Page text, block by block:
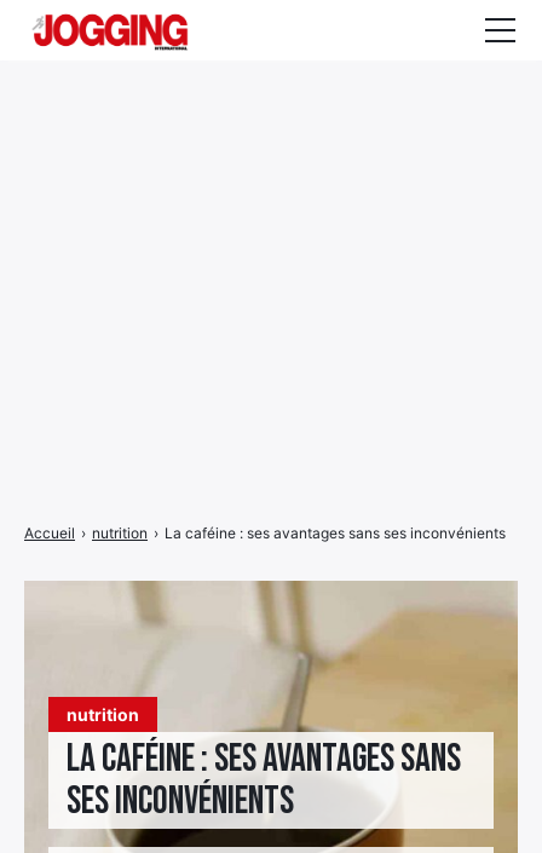
nutrition
La caféine : ses avantages sans
ses inconvénients
Accueil › nutrition › La caféine : ses avantages sans ses inconvénients
Élément
de
menu
Élément
de
menu
Élément
menu